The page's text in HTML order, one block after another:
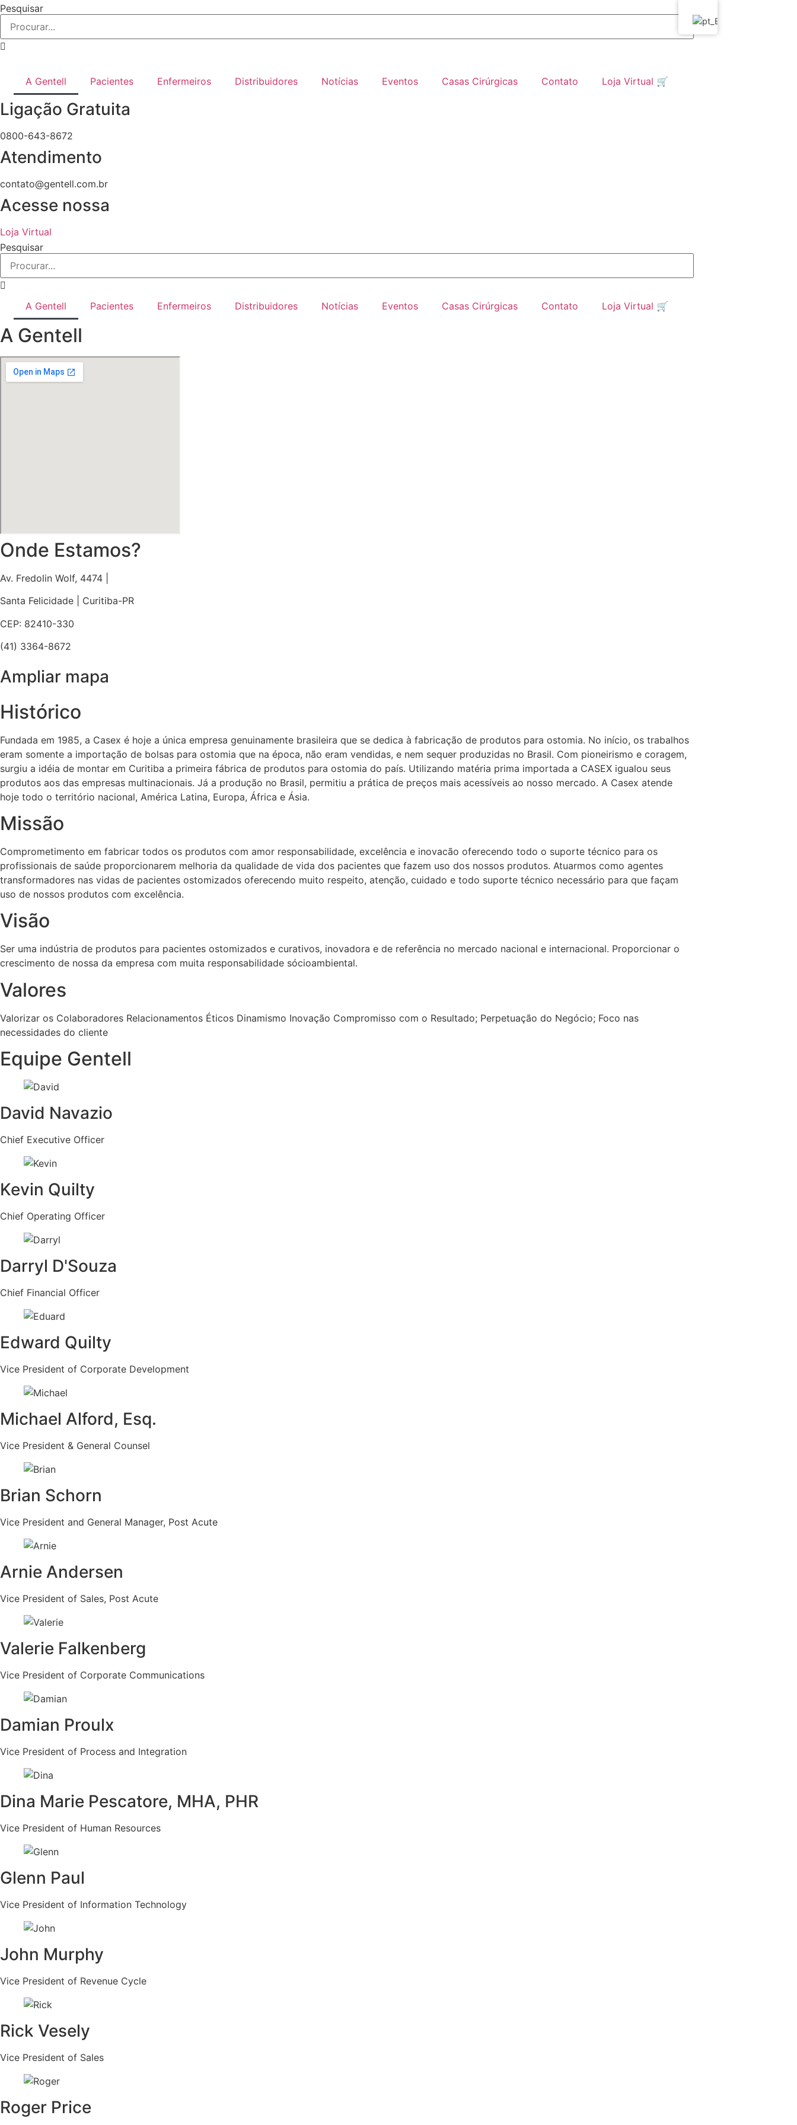
Pular
para
o
conteúdo
Pesquisar
A Gentell Pacientes Enfermeiros Distribuidores Notícias Eventos Casas Cirúrgicas Contato Loja Virtual 🛒
Ligação Gratuita
0800-643-8672
Atendimento
contato@gentell.com.br
Acesse nossa
Loja Virtual
Pesquisar
A Gentell Pacientes Enfermeiros Distribuidores Notícias Eventos Casas Cirúrgicas Contato Loja Virtual 🛒
A Gentell
Onde Estamos?
Av. Fredolin Wolf, 4474 |
Santa Felicidade | Curitiba-PR
CEP: 82410-330
(41) 3364-8672
Ampliar mapa
Histórico
Fundada em 1985, a Casex é hoje a única empresa genuinamente brasileira que se dedica à fabricação de produtos para ostomia. No início, os trabalhos
eram somente a importação de bolsas para ostomia que na época, não eram vendidas, e nem sequer produzidas no Brasil. Com pioneirismo e coragem,
surgiu a idéia de montar em Curitiba a primeira fábrica de produtos para ostomia do país. Utilizando matéria prima importada a CASEX igualou seus
produtos aos das empresas multinacionais. Já a produção no Brasil, permitiu a prática de preços mais acessíveis ao nosso mercado. A Casex atende
hoje todo o território nacional, América Latina, Europa, África e Ásia.
Missão
Comprometimento em fabricar todos os produtos com amor responsabilidade, excelência e inovacão oferecendo todo o suporte técnico para os
profissionais de saúde proporcionarem melhoria da qualidade de vida dos pacientes que fazem uso dos nossos produtos. Atuarmos como agentes
transformadores nas vidas de pacientes ostomizados oferecendo muito respeito, atenção, cuidado e todo suporte técnico necessário para que façam
uso de nossos produtos com excelência.
Visão
Ser uma indústria de produtos para pacientes ostomizados e curativos, inovadora e de referência no mercado nacional e internacional. Proporcionar o
crescimento de nossa da empresa com muita responsabilidade sócio­ambiental.
Valores
Valorizar os Colaboradores Relacionamentos Éticos Dinamismo Inovação Compromisso com o Resultado; Perpetuação do Negócio; Foco nas
necessidades do cliente
Equipe Gentell
David Navazio
Chief Executive Officer
Kevin Quilty
Chief Operating Officer
Darryl D'Souza
Chief Financial Officer
Edward Quilty
Vice President of Corporate Development
Michael Alford, Esq.
Vice President & General Counsel
Brian Schorn
Vice President and General Manager, Post Acute
Arnie Andersen
Vice President of Sales, Post Acute
Valerie Falkenberg
Vice President of Corporate Communications
Damian Proulx
Vice President of Process and Integration
Dina Marie Pescatore, MHA, PHR
Vice President of Human Resources
Glenn Paul
Vice President of Information Technology
John Murphy
Vice President of Revenue Cycle
Rick Vesely
Vice President of Sales
Roger Price